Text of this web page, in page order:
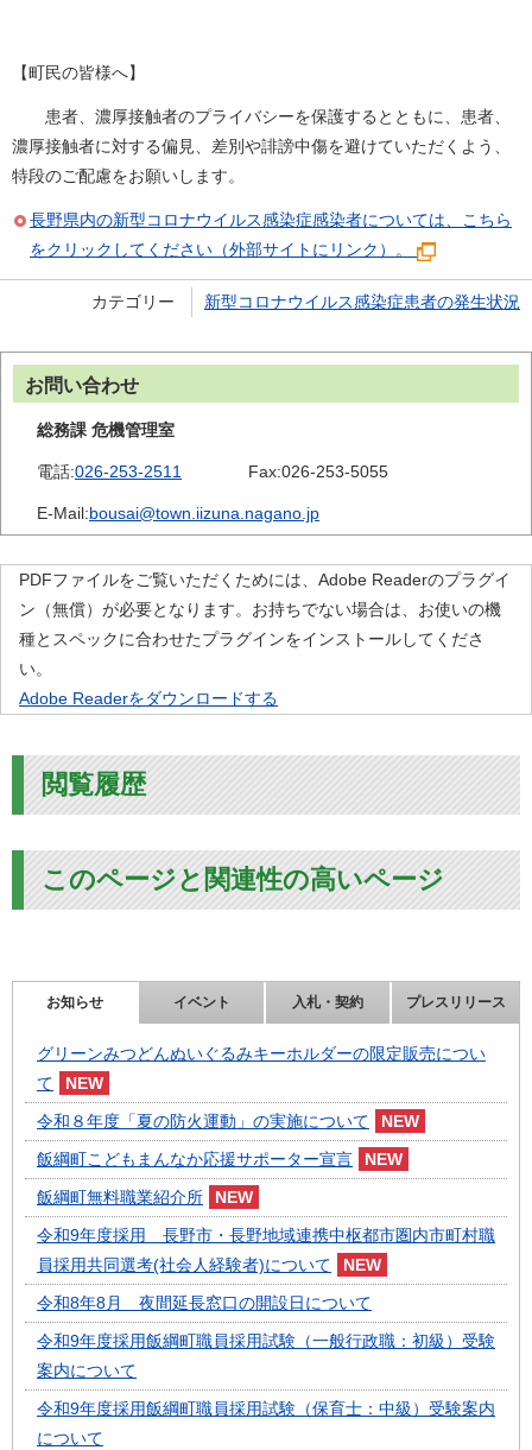
【町民の皆様へ】
患者、濃厚接触者のプライバシーを保護するとともに、患者、
濃厚接触者に対する偏見、差別や誹謗中傷を避けていただくよう、
特段のご配慮をお願いします。
長野県内の新型コロナウイルス感染症感染者については、こちら
をクリックしてください（外部サイトにリンク）。
カテゴリー 新型コロナウイルス感染症患者の発生状況
お問い合わせ
総務課 危機管理室
電話:026-253-2511 Fax:026-253-5055
E-Mail:bousai@town.iizuna.nagano.jp
PDFファイルをご覧いただくためには、Adobe Readerのプラグイ
ン（無償）が必要となります。お持ちでない場合は、お使いの機
種とスペックに合わせたプラグインをインストールしてくださ
い。
Adobe Readerをダウンロードする
閲覧履歴
このページと関連性の高いページ
お知らせ イベント 入札・契約 プレスリリース
グリーンみつどんぬいぐるみキーホルダーの限定販売につい
て
令和８年度「夏の防火運動」の実施について
飯綱町こどもまんなか応援サポーター宣言
飯綱町無料職業紹介所
令和9年度採用 長野市・長野地域連携中枢都市圏内市町村職
員採用共同選考(社会人経験者)について
令和8年8月 夜間延長窓口の開設日について
令和9年度採用飯綱町職員採用試験（一般行政職：初級）受験
案内について
令和9年度採用飯綱町職員採用試験（保育士：中級）受験案内
について